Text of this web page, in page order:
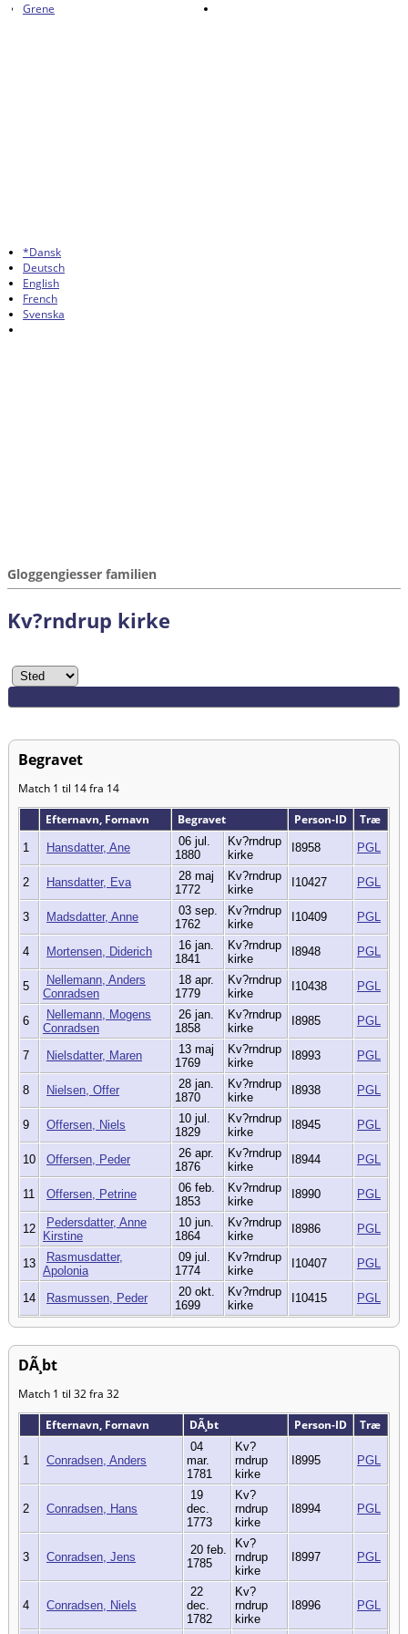
Grene
*Dansk
Deutsch
English
French
Svenska
Gloggengiesser familien
Kv?rndrup kirke
Begravet
Match 1 til 14 fra 14
Efternavn, Fornavn
Begravet Person-ID Træ
1 Hansdatter, Ane
06 jul.
1880
Kv?rndrup
kirke
I8958 PGL
2 Hansdatter, Eva
28 maj
1772
Kv?rndrup
kirke
I10427 PGL
3 Madsdatter, Anne
03 sep.
1762
Kv?rndrup
kirke
I10409 PGL
4 Mortensen, Diderich
16 jan.
1841
Kv?rndrup
kirke
I8948 PGL
5
Nellemann, Anders
Conradsen
18 apr.
1779
Kv?rndrup
kirke
I10438 PGL
6
Nellemann, Mogens
Conradsen
26 jan.
1858
Kv?rndrup
kirke
I8985 PGL
7 Nielsdatter, Maren
13 maj
1769
Kv?rndrup
kirke
I8993 PGL
8 Nielsen, Offer
28 jan.
1870
Kv?rndrup
kirke
I8938 PGL
9 Offersen, Niels
10 jul.
1829
Kv?rndrup
kirke
I8945 PGL
10 Offersen, Peder
26 apr.
1876
Kv?rndrup
kirke
I8944 PGL
11 Offersen, Petrine
06 feb.
1853
Kv?rndrup
kirke
I8990 PGL
12
Pedersdatter, Anne
Kirstine
10 jun.
1864
Kv?rndrup
kirke
I8986 PGL
13
Rasmusdatter,
Apolonia
09 jul.
1774
Kv?rndrup
kirke
I10407 PGL
14 Rasmussen, Peder
20 okt.
1699
Kv?rndrup
kirke
I10415 PGL
DÃ¸bt
Match 1 til 32 fra 32
Efternavn, Fornavn
DÃ¸bt Person-ID Træ
1 Conradsen, Anders
04
mar.
1781
Kv?
rndrup
kirke
I8995 PGL
2 Conradsen, Hans
19
dec.
1773
Kv?
rndrup
kirke
I8994 PGL
3 Conradsen, Jens
20 feb.
1785
Kv?
rndrup
kirke
I8997 PGL
4 Conradsen, Niels
22
dec.
1782
Kv?
rndrup
kirke
I8996 PGL